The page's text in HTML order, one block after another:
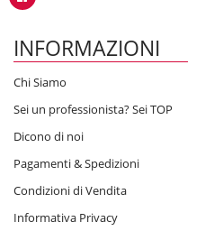
INFORMAZIONI
Chi Siamo
Sei un professionista? Sei TOP
Dicono di noi
Pagamenti & Spedizioni
Condizioni di Vendita
Informativa Privacy